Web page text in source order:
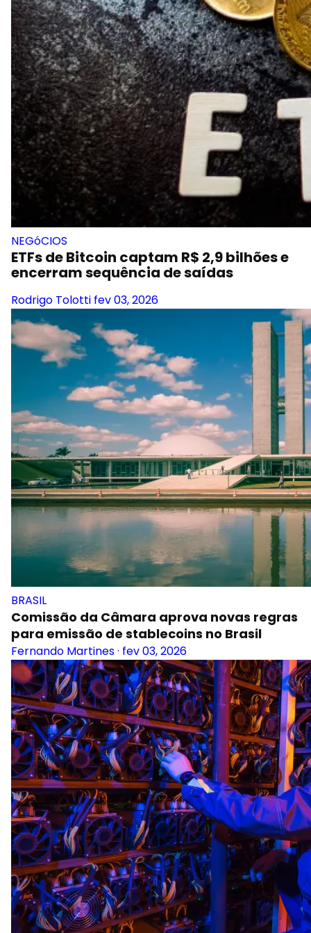
NEGóCIOS
ETFs de Bitcoin captam R$ 2,9 bilhões e
encerram sequência de saídas
Rodrigo Tolotti fev 03, 2026
BRASIL
Comissão da Câmara aprova novas regras
para emissão de stablecoins no Brasil
Fernando Martines· fev 03, 2026